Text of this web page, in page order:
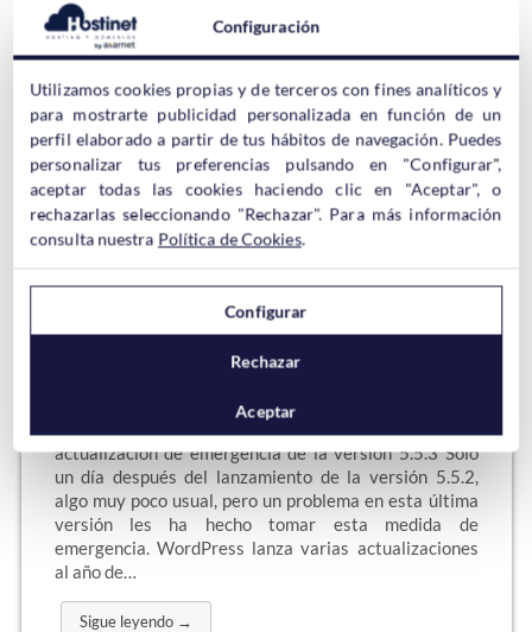
por TeraWallet. Muchas de las mejores tiendas online
permiten a sus clientes gestionar un monedero digital
o tarjetas regalo). El plugin TeraWallet…
Sigue leyendo →
Emergencia 5.5.3
actualización de emergencia de la versión 5.5.3 Sólo
un día después del lanzamiento de la versión 5.5.2,
algo muy poco usual, pero un problema en esta última
versión les ha hecho tomar esta medida de
emergencia. WordPress lanza varias actualizaciones
al año de…
Sigue leyendo →
Configuración
Utilizamos cookies propias y de terceros con fines analíticos y
para mostrarte publicidad personalizada en función de un
perfil elaborado a partir de tus hábitos de navegación. Puedes
personalizar tus preferencias pulsando en "Configurar",
aceptar todas las cookies haciendo clic en "Aceptar", o
rechazarlas seleccionando "Rechazar". Para más información
consulta nuestra Política de Cookies.
Configurar
Rechazar
Aceptar